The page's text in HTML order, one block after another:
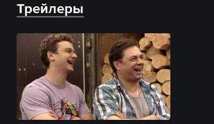
Трейлеры